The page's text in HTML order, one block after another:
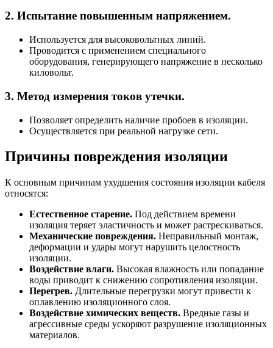
2. Испытание повышенным напряжением.
Используется для высоковольтных линий.
Проводится с применением специального
оборудования, генерирующего напряжение в несколько
киловольт.
3. Метод измерения токов утечки.
Позволяет определить наличие пробоев в изоляции.
Осуществляется при реальной нагрузке сети.
Причины повреждения изоляции
К основным причинам ухудшения состояния изоляции кабеля
относятся:
Естественное старение. Под действием времени
изоляция теряет эластичность и может растрескиваться.
Механические повреждения. Неправильный монтаж,
деформации и удары могут нарушить целостность
изоляции.
Воздействие влаги. Высокая влажность или попадание
воды приводит к снижению сопротивления изоляции.
Перегрев. Длительные перегрузки могут привести к
оплавлению изоляционного слоя.
Воздействие химических веществ. Вредные газы и
агрессивные среды ускоряют разрушение изоляционных
материалов.